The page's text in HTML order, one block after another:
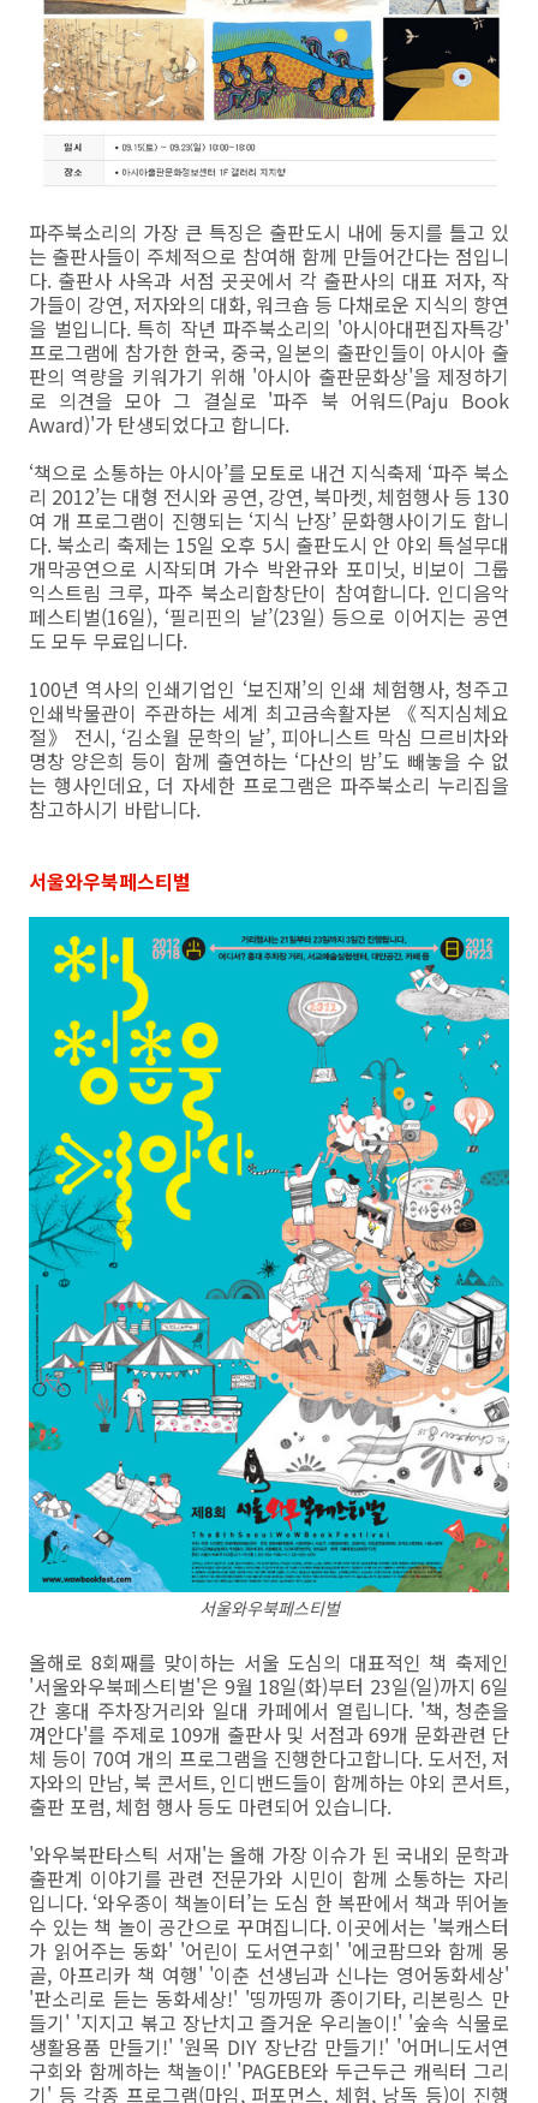
파주북소리의 가장 큰 특징은 출판도시 내에 둥지를 틀고 있
는 출판사들이 주체적으로 참여해 함께 만들어간다는 점입니
다. 출판사 사옥과 서점 곳곳에서 각 출판사의 대표 저자, 작
가들이 강연, 저자와의 대화, 워크숍 등 다채로운 지식의 향연
을 벌입니다. 특히 작년 파주북소리의 '아시아대편집자특강'
프로그램에 참가한 한국, 중국, 일본의 출판인들이 아시아 출
판의 역량을 키워가기 위해 '아시아 출판문화상'을 제정하기
로 의견을 모아 그 결실로 '파주 북 어워드(Paju Book
Award)'가 탄생되었다고 합니다.
‘책으로 소통하는 아시아’를 모토로 내건 지식축제 ‘파주 북소
리 2012’는 대형 전시와 공연, 강연, 북마켓, 체험행사 등 130
여 개 프로그램이 진행되는 ‘지식 난장’ 문화행사이기도 합니
다. 북소리 축제는 15일 오후 5시 출판도시 안 야외 특설무대
개막공연으로 시작되며 가수 박완규와 포미닛, 비보이 그룹
익스트림 크루, 파주 북소리합창단이 참여합니다. 인디음악
페스티벌(16일), ‘필리핀의 날’(23일) 등으로 이어지는 공연
도 모두 무료입니다.
100년 역사의 인쇄기업인 ‘보진재’의 인쇄 체험행사, 청주고
인쇄박물관이 주관하는 세계 최고금속활자본 《직지심체요
절》 전시, ‘김소월 문학의 날’, 피아니스트 막심 므르비차와
명창 양은희 등이 함께 출연하는 ‘다산의 밤’도 빼놓을 수 없
는 행사인데요, 더 자세한 프로그램은 파주북소리 누리집을
참고하시기 바랍니다.
서울와우북페스티벌
서울와우북페스티벌
올해로 8회째를 맞이하는 서울 도심의 대표적인 책 축제인
'서울와우북페스티벌'은 9월 18일(화)부터 23일(일)까지 6일
간 홍대 주차장거리와 일대 카페에서 열립니다. '책, 청춘을
껴안다'를 주제로 109개 출판사 및 서점과 69개 문화관련 단
체 등이 70여 개의 프로그램을 진행한다고합니다. 도서전, 저
자와의 만남, 북 콘서트, 인디밴드들이 함께하는 야외 콘서트,
출판 포럼, 체험 행사 등도 마련되어 있습니다.
'와우북판타스틱 서재'는 올해 가장 이슈가 된 국내외 문학과
출판계 이야기를 관련 전문가와 시민이 함께 소통하는 자리
입니다. ‘와우종이 책놀이터’는 도심 한 복판에서 책과 뛰어놀
수 있는 책 놀이 공간으로 꾸며집니다. 이곳에서는 '북캐스터
가 읽어주는 동화' '어린이 도서연구회' '에코팜므와 함께 몽
골, 아프리카 책 여행' '이춘 선생님과 신나는 영어동화세상'
'판소리로 듣는 동화세상!' '띵까띵까 종이기타, 리본링스 만
들기' '지지고 볶고 장난치고 즐거운 우리놀이!' '숲속 식물로
생활용품 만들기!' '원목 DIY 장난감 만들기!' '어머니도서연
구회와 함께하는 책놀이!' 'PAGEBE와 두근두근 캐릭터 그리
기' 등 각종 프로그램(마임, 퍼포먼스, 체험, 낭독 등)이 진행